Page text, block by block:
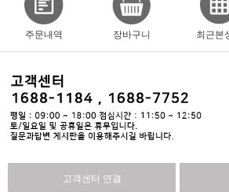
주문내역 장바구니 최근본
고객센터 연결